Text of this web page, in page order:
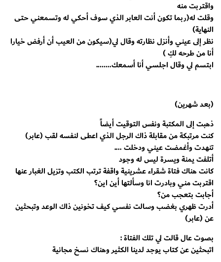
واقتربت منه
وقلت له(ربما تكون أنت العابر الذي سوف أحكي له وتسمعني حتى
النهاية)
نظر إلى عيني وأنزل نظارته وقال لي(سيكون من العيب أن أرفض خيارا
أنا من طرحه لكِ )
ابتسم لي وقال اجلسي أنا أسمعك........
(بعد شهرين)
ذهبت إلى المكتبة ونفس التوقيت أيضاً
كنت مرتبكة من مقابلة ذاك الرجل الذي اعطى لنفسه لقب (عابر)
تنهدت وأغمضت عيني ودخلت ....
أتلفت يمنة ويسرة ليس له وجود
كانت هناك فتاة شقراء عشرينية واقفة ترتب الكتب وتزيل الغبار عنها
اقتربت مني وبادرت انا وسألتها أين اين؟
أجابت بتعجب من؟
أدرت ظهري بغضب وسالت نفسي كيف تخونين ذاك الوعد وتبحثين
عن (عابر)
بصوت عال قالت لي تلك الفتاة :
اتبحثين عن كتاب يوجد لدينا الكثير وهناك نسخ مجانية